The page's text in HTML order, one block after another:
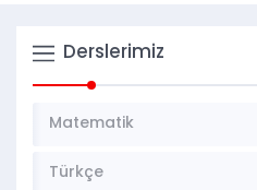
Derslerimiz
Matematik
Türkçe